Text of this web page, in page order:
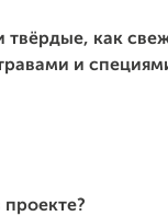
твёрдые, как
и
проекте?